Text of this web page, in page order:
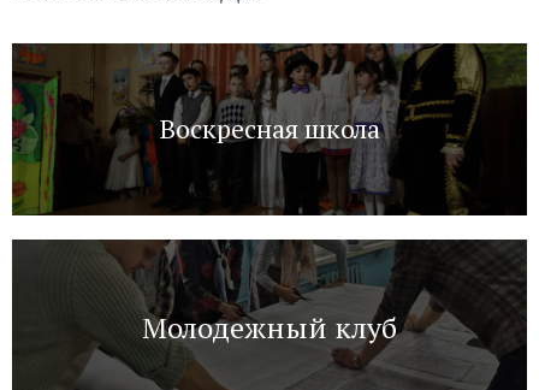
Воскресная школа
Молодежный клуб